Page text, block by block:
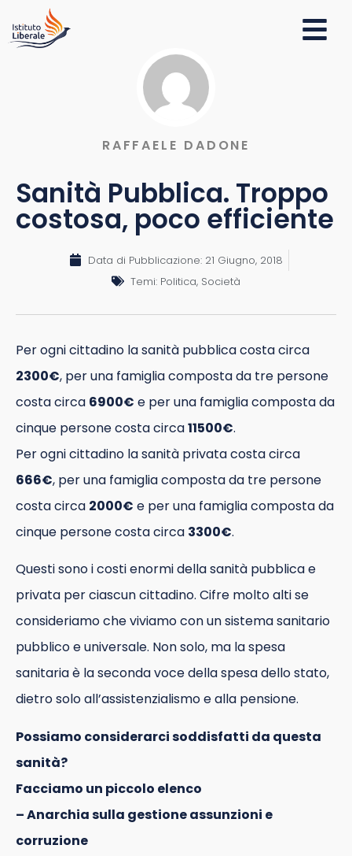
RAFFAELE DADONE
Sanità Pubblica. Troppo
costosa, poco efficiente
Data di Pubblicazione: 21 Giugno, 2018
Temi: Politica, Società
Per ogni cittadino la sanità pubblica costa circa
2300€, per una famiglia composta da tre persone
costa circa 6900€ e per una famiglia composta da
cinque persone costa circa11500€.
Per ogni cittadino la sanità privata costa circa
666€, per una famiglia composta da tre persone
costa circa 2000€ e per una famiglia composta da
cinque persone costa circa 3300€.
Questi sono i costi enormi della sanità pubblica e
privata per ciascun cittadino. Cifre molto alti se
consideriamo che viviamo con un sistema sanitario
pubblico e universale. Non solo, ma la spesa
sanitaria è la seconda voce della spesa dello stato,
dietro solo all’assistenzialismo e alla pensione.
Possiamo considerarci soddisfatti da questa
sanità?
Facciamo un piccolo elenco
– Anarchia sulla gestione assunzioni e
corruzione